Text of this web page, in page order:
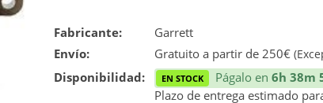
Reconstrucción
Fabricante:
Garrett
Envío:
Gratuito a partir de 250€
Disponibilidad: EN STOCK Págalo en 6h 38m
Plazo de entrega estimado